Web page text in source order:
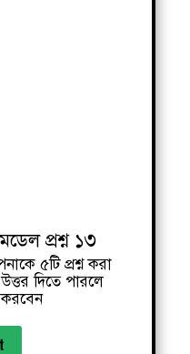
প্রশ্ন ১৩
৫টি প্রশ্ন করা
দিতে পারলে